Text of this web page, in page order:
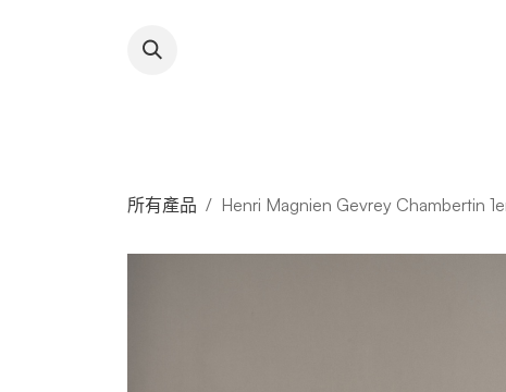
所有產品 Henri Magnien Gevrey Chambertin